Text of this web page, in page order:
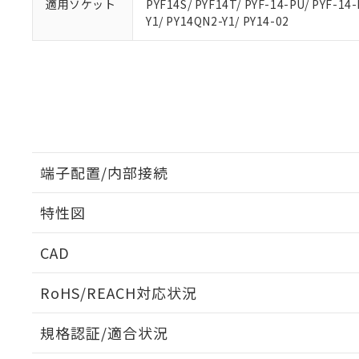
適用ソケット
PYF14S/ PYF14T/ PYF-14-PU/ PYF-
Y1/ PY14QN2-Y1/ PY14-02
端子配置/内部接続
特性図
CAD
RoHS/REACH対応状況
規格認証/適合状況